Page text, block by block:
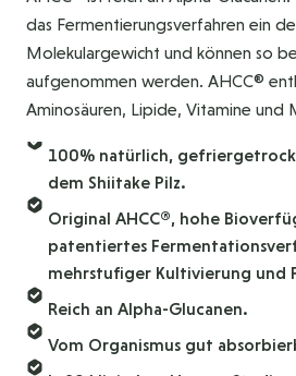
das Fermentierungsverfahren ein
Molekulargewicht und können so
aufgenommen werden. AHCC®
Aminosäuren, Lipide, Vitamine und
100% natürlich,
dem Shiitake Pilz.
Original AHCC®, hohe
patentiertes
mehrstufiger Kultivierung und
Reich an Alpha-Glucanen.
Vom Organismus gut